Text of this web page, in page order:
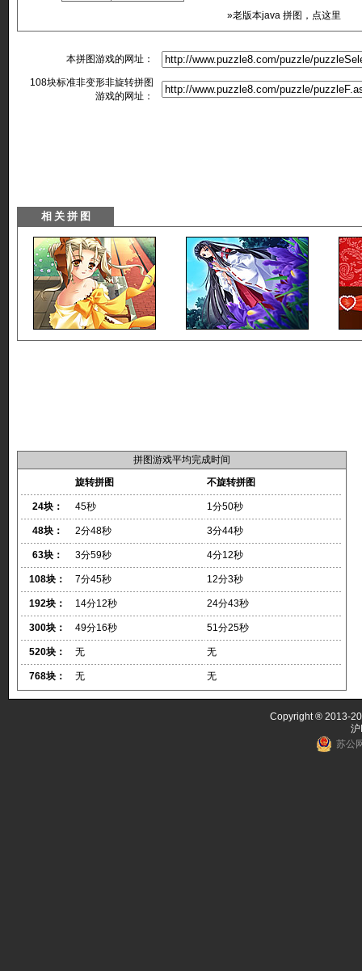
»老版本java 拼图，点这里
本拼图游戏的网址：
108块标准非变形非旋转拼图
游戏的网址：
拼图游戏平均完成时间
旋转拼图
不旋转拼图
24块： 45秒 1分50秒
48块： 2分48秒 3分44秒
63块： 3分59秒 4分12秒
108块： 7分45秒 12分3秒
192块： 14分12秒 24分43秒
300块： 49分16秒 51分25秒
520块： 无 无
768块： 无 无
Copyright ® 2013-
苏公